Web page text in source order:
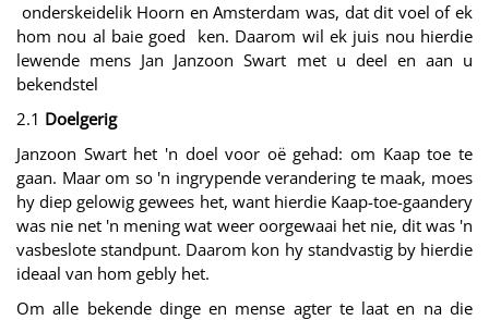
onderskeidelik Hoorn en Amsterdam was, dat dit voel of ek
hom nou al baie goed ken. Daarom wil ek juis nou hierdie
lewende mens Jan Janzoon Swart met u deeI en aan u
bekendstel
2.1 Doelgerig
Janzoon Swart het 'n doel voor oë gehad: om Kaap toe te
gaan. Maar om so 'n ingrypende verandering te maak, moes
hy diep gelowig gewees het, want hierdie Kaap-toe-gaandery
was nie net 'n mening wat weer oorgewaai het nie, dit was 'n
vasbeslote standpunt. Daarom kon hy standvastig by hierdie
ideaal van hom gebly het.
Om alle bekende dinge en mense agter te laat en na die